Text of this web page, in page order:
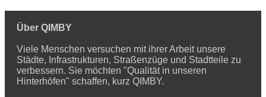
Über QIMBY
Viele Menschen versuchen mit ihrer Arbeit unsere
Städte, Infrastrukturen, Straßenzüge und Stadtteile zu
verbessern. Sie möchten "Qualität in unseren
Hinterhöfen" schaffen, kurz QIMBY.